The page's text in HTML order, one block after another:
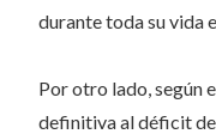
durante toda su vida
Por otro lado, según
definitiva al déficit